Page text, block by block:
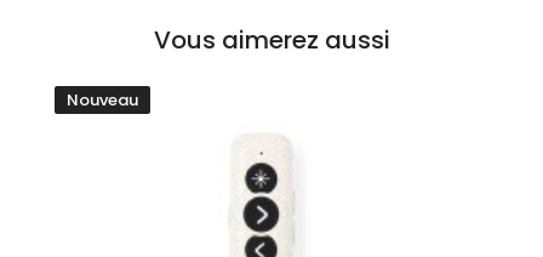
Vous aimerez aussi
Nouveau